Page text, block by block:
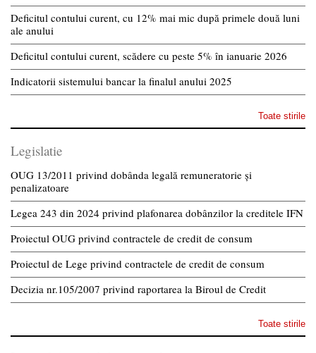
Deficitul contului curent, cu 12% mai mic după primele două luni
ale anului
Deficitul contului curent, scădere cu peste 5% în ianuarie 2026
Indicatorii sistemului bancar la finalul anului 2025
Toate stirile
Legislatie
OUG 13/2011 privind dobânda legală remuneratorie și
penalizatoare
Legea 243 din 2024 privind plafonarea dobânzilor la creditele IFN
Proiectul OUG privind contractele de credit de consum
Proiectul de Lege privind contractele de credit de consum
Decizia nr.105/2007 privind raportarea la Biroul de Credit
Toate stirile